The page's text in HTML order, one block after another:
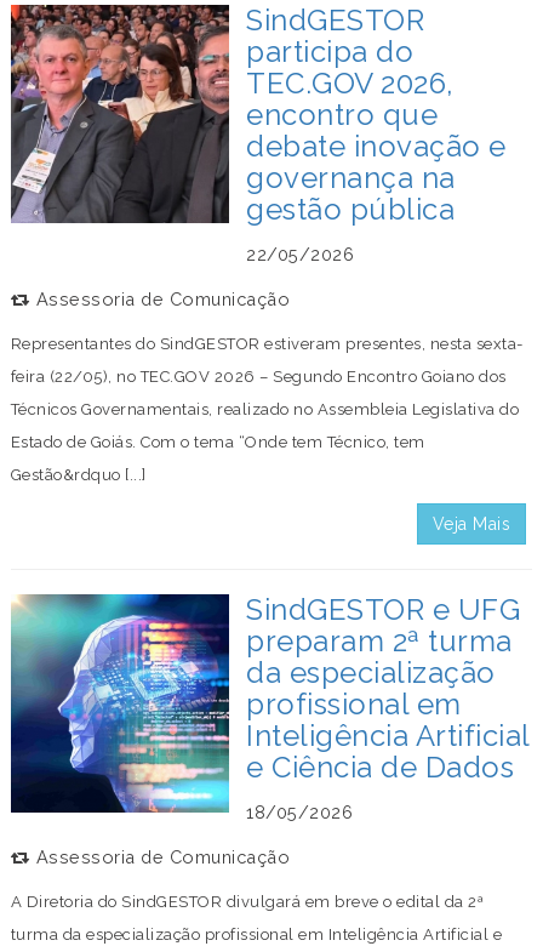
SindGESTOR
participa do
TEC.GOV 2026,
encontro que
debate inovação e
governança na
gestão pública
22/05/2026
Assessoria de Comunicação
Representantes do SindGESTOR estiveram presentes, nesta sexta-
feira (22/05), no TEC.GOV 2026 – Segundo Encontro Goiano dos
Técnicos Governamentais, realizado no Assembleia Legislativa do
Estado de Goiás. Com o tema “Onde tem Técnico, tem
Gestão&rdquo [...]
Veja Mais
SindGESTOR e UFG
preparam 2ª turma
da especialização
profissional em
Inteligência Artificial
e Ciência de Dados
18/05/2026
Assessoria de Comunicação
A Diretoria do SindGESTOR divulgará em breve o edital da 2ª
turma da especialização profissional em Inteligência Artificial e